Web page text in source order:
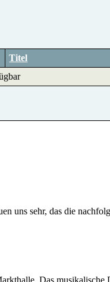
Titel
uns sehr, das die
Das